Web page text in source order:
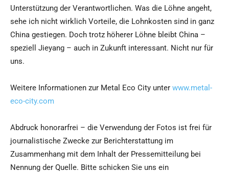
Unterstützung der Verantwortlichen. Was die Löhne angeht,
sehe ich nicht wirklich Vorteile, die Lohnkosten sind in ganz
China gestiegen. Doch trotz höherer Löhne bleibt China –
speziell Jieyang – auch in Zukunft interessant. Nicht nur für
uns.
Weitere Informationen zur Metal Eco City unter www.metal-
eco-city.com
Abdruck honorarfrei – die Verwendung der Fotos ist frei für
journalistische Zwecke zur Berichterstattung im
Zusammenhang mit dem Inhalt der Pressemitteilung bei
Nennung der Quelle. Bitte schicken Sie uns ein